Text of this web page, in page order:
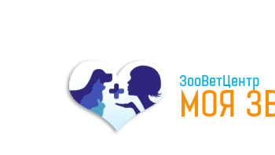
ЗооВетЦентр
МОЯ